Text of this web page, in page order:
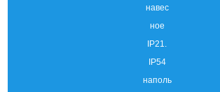
навес
ное
IP21.
IP54
наполь